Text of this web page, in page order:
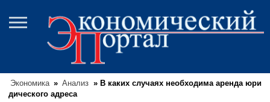
Экономика » Анализ » В каких случаях необходима аренда юри
дического адреса